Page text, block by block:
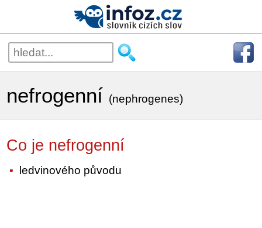
nefrogenní (nephrogenes)
Co je nefrogenní
ledvinového původu